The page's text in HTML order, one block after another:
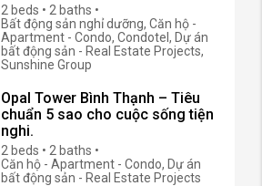
2 beds • 2 baths •
Bất động sản nghỉ dưỡng, Căn hộ -
Apartment - Condo, Condotel, Dự án
bất động sản - Real Estate Projects,
Sunshine Group
Opal Tower Bình Thạnh – Tiêu
chuẩn 5 sao cho cuộc sống tiện
nghi.
2 beds • 2 baths •
Căn hộ - Apartment - Condo, Dự án
bất động sản - Real Estate Projects